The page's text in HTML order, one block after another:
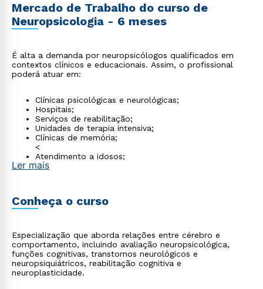
Mercado de Trabalho do curso de
Neuropsicologia - 6 meses
É alta a demanda por neuropsicólogos qualificados em
contextos clínicos e educacionais. Assim, o profissional
poderá atuar em:
Clínicas psicológicas e neurológicas;
Hospitais;
Serviços de reabilitação;
Unidades de terapia intensiva;
Clínicas de memória;
<
Atendimento a idosos;
Avaliação de transtornos do neurodesenvolvimento e
Ler mais
Conheça o curso
Especialização que aborda relações entre cérebro e
comportamento, incluindo avaliação neuropsicológica,
funções cognitivas, transtornos neurológicos e
neuropsiquiátricos, reabilitação cognitiva e
neuroplasticidade.